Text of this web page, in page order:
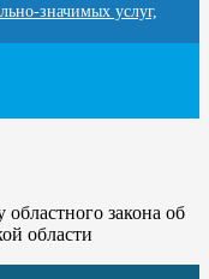
значимых услуг,
закона об
области